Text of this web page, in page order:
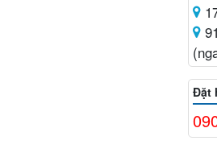
Đặt